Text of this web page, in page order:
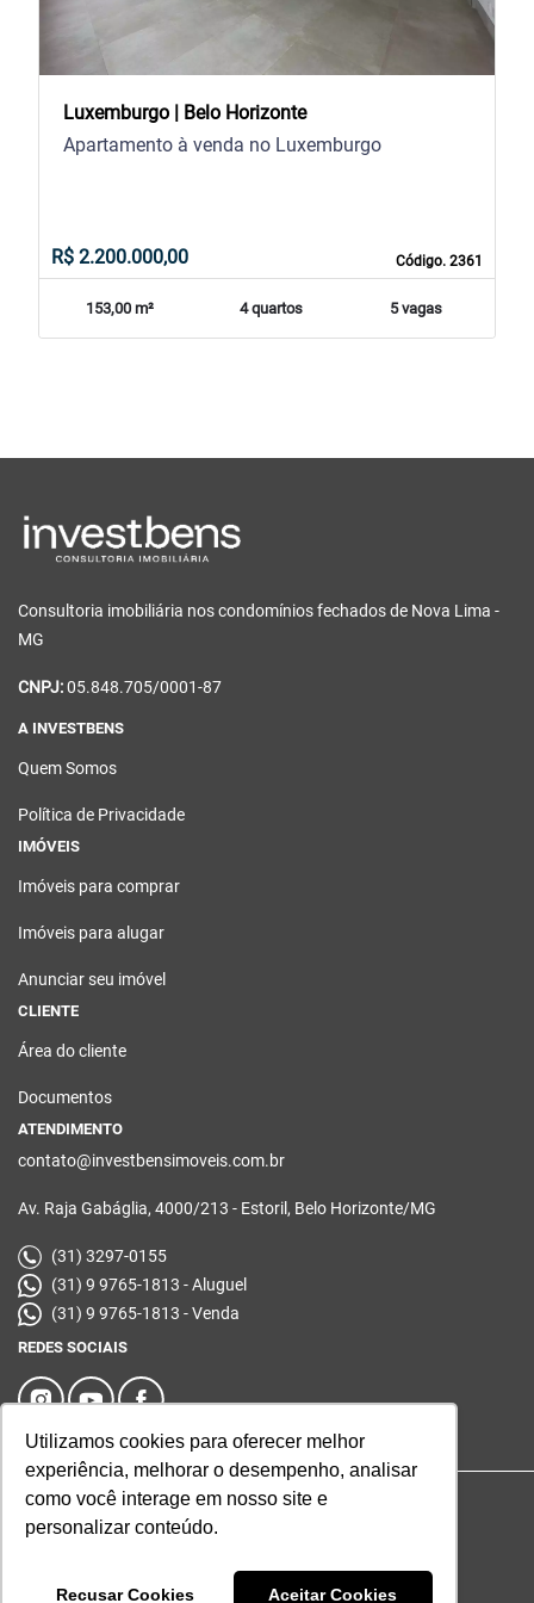
Utilizamos cookies para oferecer melhor
experiência, melhorar o desempenho, analisar
como você interage em nosso site e
personalizar conteúdo.
Recusar Cookies Aceitar Cookies
Luxemburgo | Belo Horizonte
Código. 2361
Apartamento à venda no Luxemburgo
R$ 2.200.000,00
153,00 m² 4 quartos 5 vagas
Consultoria imobiliária nos condomínios fechados de Nova Lima -
MG
CNPJ:05.848.705/0001-87
A INVESTBENS
Quem Somos
Política de Privacidade
IMÓVEIS
Imóveis para comprar
Imóveis para alugar
Anunciar seu imóvel
CLIENTE
Área do cliente
Documentos
ATENDIMENTO
contato@investbensimoveis.com.br
Av. Raja Gabáglia, 4000/213 - Estoril, Belo Horizonte/MG
(31) 3297-0155
(31) 9 9765-1813 - Aluguel
(31) 9 9765-1813 - Venda
REDES SOCIAIS
© 2026 | Investbens | Desenvolvido porUniversal Software.